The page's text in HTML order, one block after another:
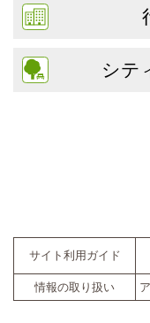
シテ
サイト利用ガイド
情報の取り扱い